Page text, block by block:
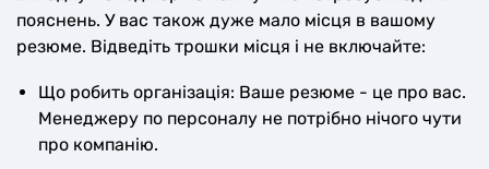
пояснень. У вас також дуже мало місця в вашому
резюме. Відведіть трошки місця і не включайте:
Що робить організація: Ваше резюме - це про вас.
Менеджеру по персоналу не потрібно нічого чути
про компанію.